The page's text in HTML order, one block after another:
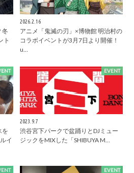
冬
ト
2026.2.16
アニメ「鬼滅の刃」×博物館 明治村の
コラボイベントが3月7日より開催！
u…
を
イ
EVENT
2023.9.7
渋谷宮下パークで盆踊りとDJミュー
ジックをMIXした「SHIBUYA M…
EVENT